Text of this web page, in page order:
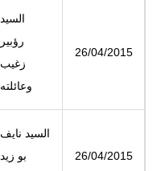
السيد
رؤبير
زغيب
وعائلته
26/04/2015
السيد نايف
بو زيد
26/04/2015